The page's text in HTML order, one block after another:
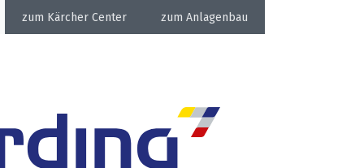
Kärcher Center Anlagenbau